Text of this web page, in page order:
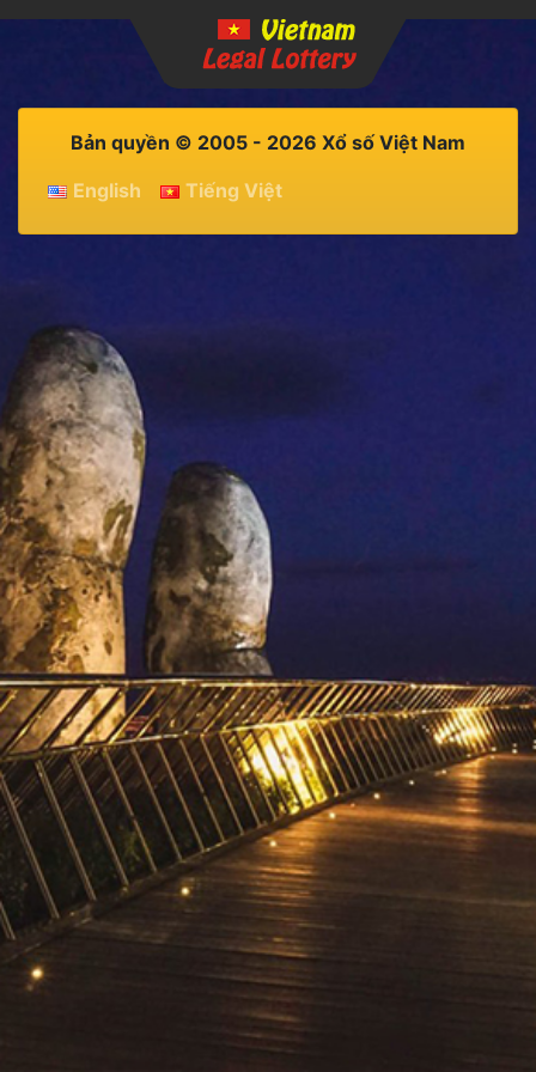
Bản quyền © 2005 - 2026 Xổ số Việt Nam
English
Tiếng Việt